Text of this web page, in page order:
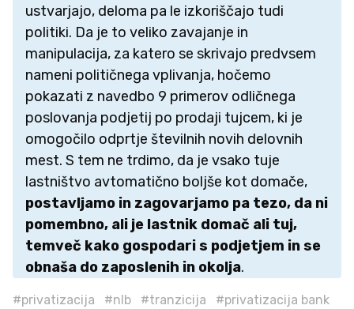
ustvarjajo, deloma pa le izkoriščajo tudi
politiki. Da je to veliko zavajanje in
manipulacija, za katero se skrivajo predvsem
nameni političnega vplivanja, hočemo
pokazati z navedbo 9 primerov odličnega
poslovanja podjetij po prodaji tujcem, ki je
omogočilo odprtje številnih novih delovnih
mest. S tem ne trdimo, da je vsako tuje
lastništvo avtomatično boljše kot domače,
postavljamo in zagovarjamo pa tezo, da ni
pomembno, ali je lastnik domač ali tuj,
temveč kako gospodari s podjetjem in se
obnaša do zaposlenih in okolja.
#privatizacija #nlb #tranzicija
#privatizacija bank